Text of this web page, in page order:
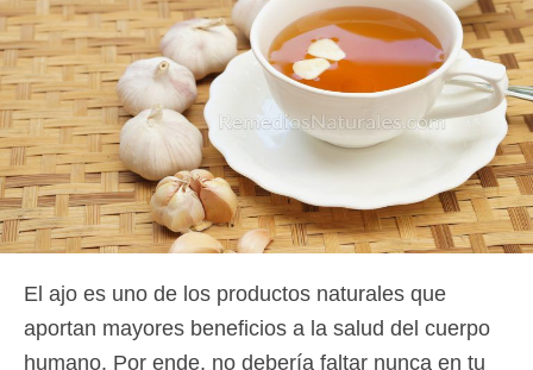
El ajo es uno de los productos naturales que
aportan mayores beneficios a la salud del cuerpo
humano. Por ende, no debería faltar nunca en tu